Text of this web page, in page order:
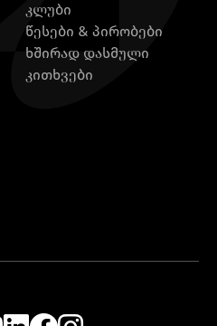
კლუბი
წესები & პირობები
ხშირად დასმული
კითხვები